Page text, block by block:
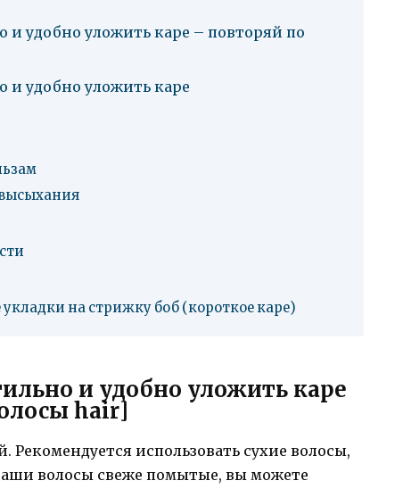
и удобно уложить каре – повторяй по
и удобно уложить каре
на стрижку боб (короткое каре)
и удобно уложить каре
hair]
Рекомендуется использовать сухие волосы,
волосы свеже помытые, вы можете